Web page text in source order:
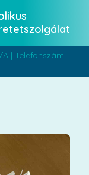
| Telefonszám: